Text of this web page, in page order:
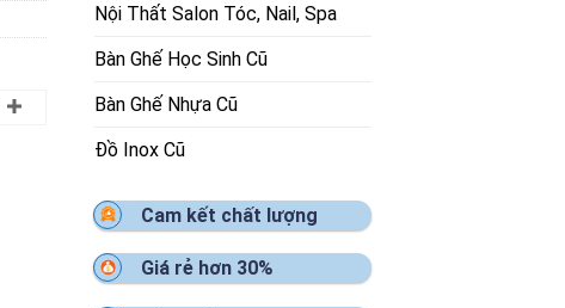
Nội Thất Salon Tóc, Nail, Spa
Bàn Ghế Học Sinh Cũ
Bàn Ghế Nhựa Cũ
Đồ Inox Cũ
Cam kết chất lượng
Giá rẻ hơn 30%